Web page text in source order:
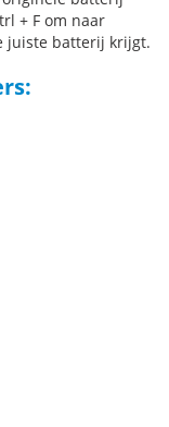
+ F om naar
juiste batterij krijgt.